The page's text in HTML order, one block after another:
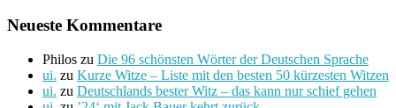
Neueste Kommentare
Philos zu Die 96 schönsten Wörter der Deutschen Sprache
ui. zu Kurze Witze – Liste mit den besten 50 kürzesten Witzen
ui. zu Deutschlands bester Witz – das kann nur schief gehen